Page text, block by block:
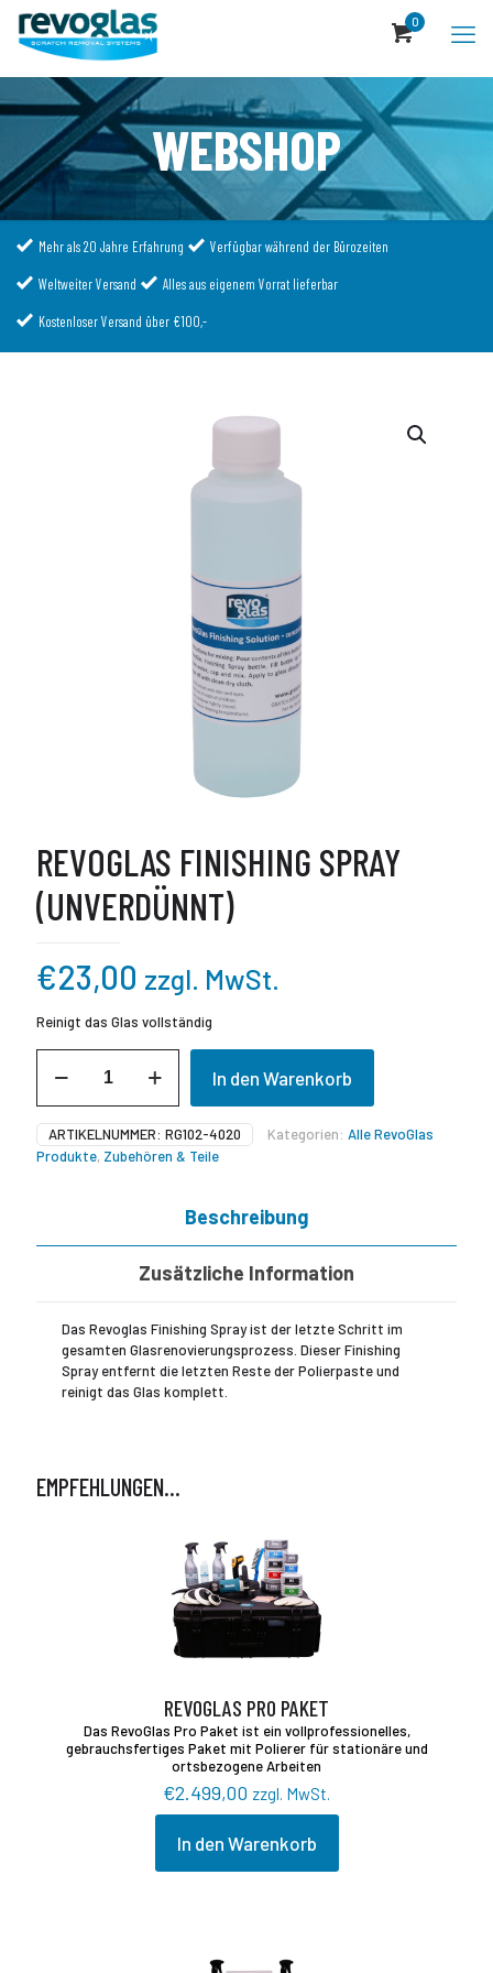
0
WEBSHOP
Mehr als 20 Jahre Erfahrung Verfügbar während der Bürozeiten
Weltweiter Versand Alles aus eigenem Vorrat lieferbar
Kostenloser Versand über €100,-
REVOGLAS FINISHING SPRAY
(UNVERDÜNNT)
€23,00 zzgl. MwSt.
Reinigt das Glas vollständig
Finishing
(unverdünnt)
Menge
In den Warenkorb
ARTIKELNUMMER: RG102-4020 Kategorien: Alle RevoGlas
Produkte, Zubehören & Teile
Beschreibung
Zusätzliche Information
Das Revoglas Finishing Spray ist der letzte Schritt im
gesamten Glasrenovierungsprozess. Dieser Finishing
Spray entfernt die letzten Reste der Polierpaste und
reinigt das Glas komplett.
EMPFEHLUNGEN…
REVOGLAS PRO PAKET
Das RevoGlas Pro Paket ist ein vollprofessionelles,
gebrauchsfertiges Paket mit Polierer für stationäre und
ortsbezogene Arbeiten
€2.499,00 zzgl. MwSt.
In den Warenkorb